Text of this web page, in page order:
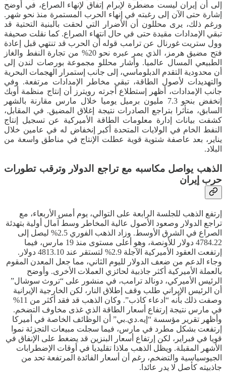
إلى أن إيران ليست مضطرة لإبرام إتفاق لإنهاء الصراع، في أوضح
إشارة حتى الآن إلى رغبته في إنهاء الحرب المستمرة منذ نحو شهر.
ورغم ذلك، يرى محللون أن الأضرار التي لحقت بالبنية التحتية قد
تبقي الإمدادات مقيدة حتى في حال انتهاء الصراع. كما نقلت صحيفة
وول ستريت غورنال عن ترامب قوله أن الحرب قد تنتهي قبل إعادة
فتح مضيق هرمز، الذي يمر عبره نحو 20% من تجارة النفط والغاز
الطبيعي المسال عالميا. وأشار محللو مجموعة بورصات لندن إلى
أن محدودية التقدم الدبلوماسي، إلى جانب إستمرار الهجمات البحرية
والتهديدات لأصول الطاقة، تبقي مخاطر الإمدادات مرتفعة. وفي
جانب الإمدادات، أظهر إستطلاع أجرته رويترز أن إنتاج منظمة أوبك
إنخفض بنحو 7.3 مليون برميل يوميا خلال مارس مقارنة بالشهر
السابق، متأثرا بتراجع الصادرات نتيجة إغلاق المضيق. في المقابل،
كشفت بيانات إدارة معلومات الطاقة الأميركية عن تسجيل إنتاج
النفط الخام في الولايات المتحدة أكبر إنخفاض له في عامين خلال
يناير، بعد عاصفة شتوية قوية عطلت الإنتاج في مناطق واسعة من
البلاد.
الذهب يواصل مكاسبه مع تراجع الدولار وترقب تطورات
حرب إيران
إرتفع الذهب للجلسة الرابعة على التوالي، يوم أمس الأربعاء، مع
تراجع الدولار وصعود الأصول عالية المخاطر وسط آمال أولية بتهدئة
الصراع في الشرق الأوسط. وزاد الذهب الفوري 2.5% ليصل إلى
4784.22 دولار للأونصة، وهو أعلى مستوى منذ 19 مارس، فيما
إرتفعت العقود الأميركية الآجلة 2.9% لتستقر عند 4813.10 دولار.
وجاء الدعم من ضعف الدولار لليوم الثاني، مما جعل المعدن المقوم
بالعملة الأميركية أكثر جاذبية لحائزي العملات الأخرى. وأوضح
الرئيس الأميركي، دونالد ترامب، في منشور على “تروث سوشال”
أن الرئيس الإيراني طلب وقف إطلاق النار، لكن الخارجية الإيرانية
وصفت ذلك بأنه “ادعاء كاذب”. وكان الذهب قد فقد أكثر من 11%
في مارس نتيجة إرتفاع أسعار الطاقة الذي غذى مخاوف التضخم.
وأظهر تقرير مؤسسة “إيه.دي.بي” أن الوظائف الخاصة في أميركا
إرتفعت بشكل مطرد في مارس، فيما سجلت مبيعات التجزئة نموا
قويا في فبراير، لكن إرتفاع أسعار البنزين قد يضغط على الإنفاق في
الأشهر المقبلة. ويظل الذهب ملاذا تقليديا في أوقات الإضطرابات
الجيوسياسية والتضخم، رغم أن أسعار الفائدة المرتفعة تحد من
جاذبيته كأصل لا يدر عائدا.